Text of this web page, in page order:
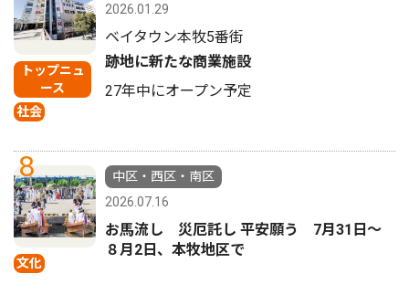
トップニュ
ース
社会
2026.01.29
ベイタウン本牧5番街
跡地に新たな商業施設
27年中にオープン予定
8
文化
中区・西区・南区
2026.07.16
お馬流し 災厄託し 平安願う 7月31日〜
８月2日、本牧地区で